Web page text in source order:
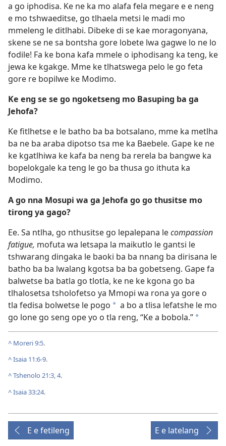
a go iphodisa. Ke ne ka mo alafa fela megare e e neng
e mo tshwaeditse, go tlhaela metsi le madi mo
mmeleng le ditlhabi. Dibeke di se kae moragonyana,
skene se ne sa bontsha gore lobete lwa gagwe lo ne lo
fodile! Fa ke bona kafa mmele o iphodisang ka teng, ke
jewa ke kgakge. Mme ke tlhatswega pelo le go feta
gore re bopilwe ke Modimo.
Ke eng se se go ngoketseng mo Basuping ba ga
Jehofa?
Ke fitlhetse e le batho ba ba botsalano, mme ka metlha
ba ne ba araba dipotso tsa me ka Baebele. Gape ke ne
ke kgatlhiwa ke kafa ba neng ba rerela ba bangwe ka
bopelokgale ka teng le go ba thusa go ithuta ka
Modimo.
A go nna Mosupi wa ga Jehofa go go thusitse mo
tirong ya gago?
Ee. Sa ntlha, go nthusitse go lepalepana lecompassion
fatigue, mofuta wa letsapa la maikutlo le gantsi le
tshwarang dingaka le baoki ba ba nnang ba dirisana le
batho ba ba lwalang kgotsa ba ba gobetseng. Gape fa
balwetse ba batla go tlotla, ke ne ke kgona go ba
tlhalosetsa tsholofetso ya Mmopi wa rona ya gore o
tla fedisa bolwetse le pogo * a bo a tlisa lefatshe le mo
go lone go seng ope yo o tla reng, “Ke a bobola.” *
^ Moreri 9:5.
^Isaia 11:6-9.
^Tshenolo 21:3, 4.
^Isaia 33:24.
E e fetileng E e latelang